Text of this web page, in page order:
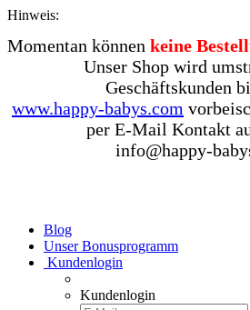
Hinweis:
Momentan können keine
Unser Shop wird
www.happy-babys.com
per E-Mail Kontakt
Blog
Unser Bonusprogramm
Kundenlogin
Kundenlogin